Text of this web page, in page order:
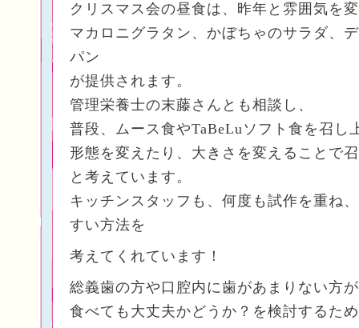
クリスマス会の昼食は、昨年と雰囲気を
マカロニグラタン、かぼちゃのサラダ、
パン
が提供されます。
管理栄養士の末藤さんとも相談し、
普段、ムース食やTaBeLuソフト食を召し
形態を変えたり、大きさを変えることで
と考えています。
キッチンスタッフも、何度も試作を重ね
すい方法を
考えてくれています！
総義歯の方や口腔内に歯があまりない方が
食べても大丈夫かどうか？を検討するた